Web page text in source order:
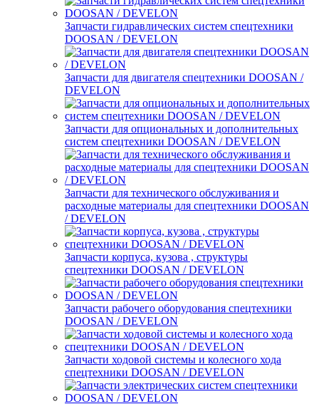
Запчасти гидравлических систем спецтехники
DOOSAN / DEVELON
Запчасти для двигателя спецтехники DOOSAN /
DEVELON
Запчасти для опциональных и дополнительных
систем спецтехники DOOSAN / DEVELON
Запчасти для технического обслуживания и
расходные материалы для спецтехники DOOSAN
/ DEVELON
Запчасти корпуса, кузова , структуры
спецтехники DOOSAN / DEVELON
Запчасти рабочего оборудования спецтехники
DOOSAN / DEVELON
Запчасти ходовой системы и колесного хода
спецтехники DOOSAN / DEVELON